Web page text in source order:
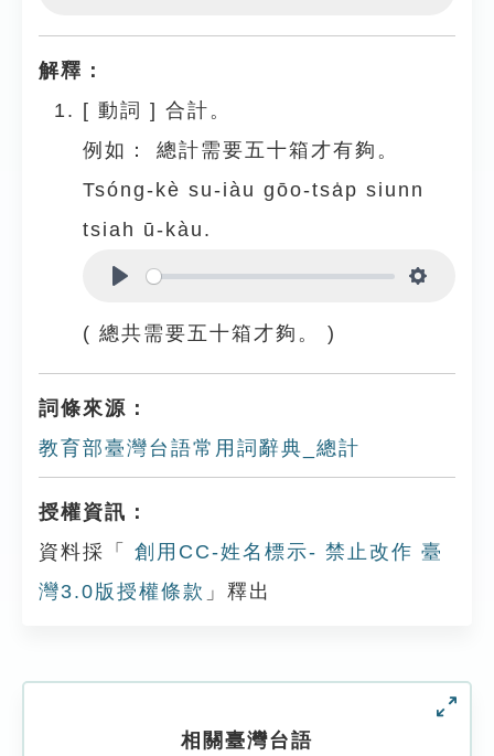
解釋：
[ 動詞 ] 合計。
例如：
總計需要五十箱才有夠。
Tsóng-kè su-iàu gōo-tsa̍p siunn
tsiah ū-kàu.
( 總共需要五十箱才夠。 )
詞條來源：
教育部臺灣台語常用詞辭典_總計
授權資訊：
資料採「
創用CC-姓名標示- 禁止改作 臺
灣3.0版授權條款 」釋出
相關臺灣台語